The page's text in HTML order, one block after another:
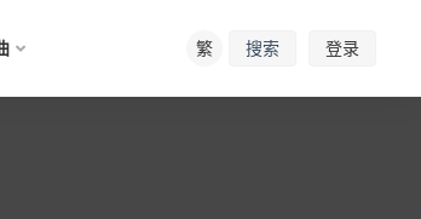
繁 搜索 登录